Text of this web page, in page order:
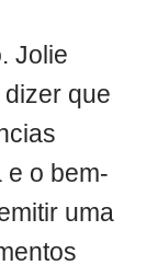
Jolie
que
e o bem-
uma